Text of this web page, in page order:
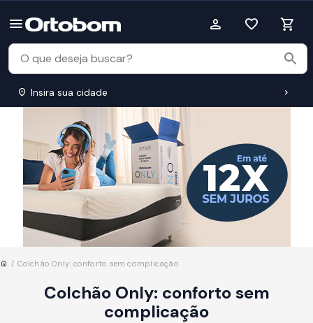
Insira sua cidade
Início
Colchão Only: conforto sem complicação
Colchão Only: conforto sem
complicação